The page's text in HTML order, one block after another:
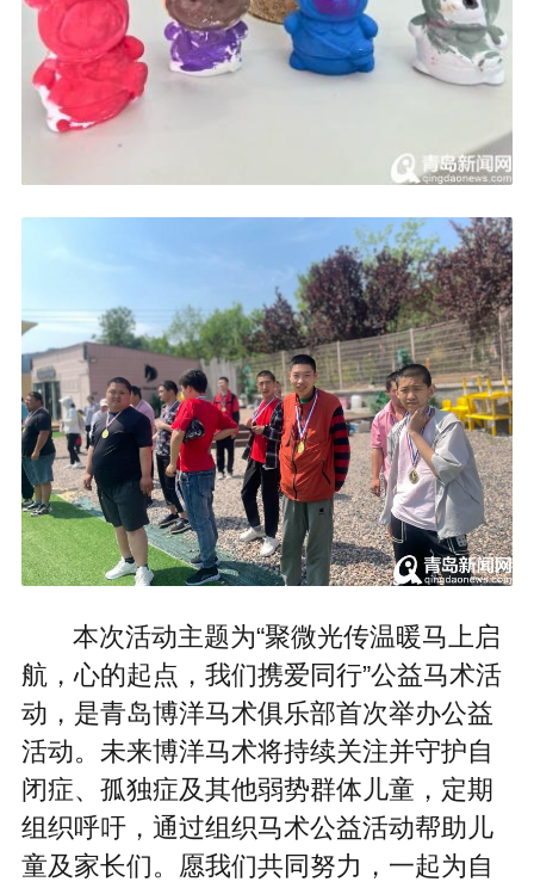
本次活动主题为“聚微光传温暖马上启
航，心的起点，我们携爱同行”公益马术活
动，是青岛博洋马术俱乐部首次举办公益
活动。未来博洋马术将持续关注并守护自
闭症、孤独症及其他弱势群体儿童，定期
组织呼吁，通过组织马术公益活动帮助儿
童及家长们。愿我们共同努力，一起为自